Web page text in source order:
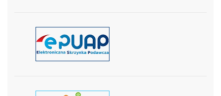
czytaj więcej